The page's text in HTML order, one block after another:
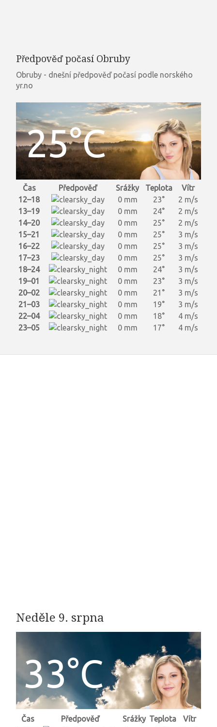
Předpověď počasí Obruby
Obruby - dnešní předpověď počasí podle norského
yr.no
25°C
Čas Předpověď Srážky Teplota
Vítr
12–18
0 mm 23°
2 m/s
13–19
0 mm 24°
2 m/s
14–20
0 mm 25°
2 m/s
15–21
0 mm 25°
3 m/s
16–22
0 mm 25°
3 m/s
17–23
0 mm 25°
3 m/s
18–24
0 mm 24°
3 m/s
19–01
0 mm 23°
3 m/s
20–02
0 mm 21°
3 m/s
21–03
0 mm 19°
3 m/s
22–04
0 mm 18°
4 m/s
23–05
0 mm 17° 4 m/s
Neděle 9. srpna
33°C
Čas Předpověď Srážky Teplota
Vítr